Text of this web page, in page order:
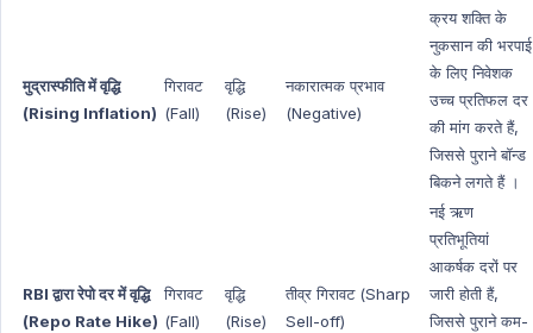
मुद्रास्फीति में वृद्धि
(Rising Inflation)
गिरावट
(Fall)
वृद्धि
(Rise)
नकारात्मक प्रभाव
(Negative)
क्रय शक्ति के
नुकसान की भरपाई
के लिए निवेशक
उच्च प्रतिफल दर
की मांग करते हैं,
जिससे पुराने बॉन्ड
बिकने लगते हैं ।
RBI द्वारा रेपो दर में वृद्धि
(Repo Rate Hike)
गिरावट
(Fall)
वृद्धि
(Rise)
तीव्र गिरावट (Sharp
Sell-off)
नई ऋण
प्रतिभूतियां
आकर्षक दरों पर
जारी होती हैं,
जिससे पुराने कम-